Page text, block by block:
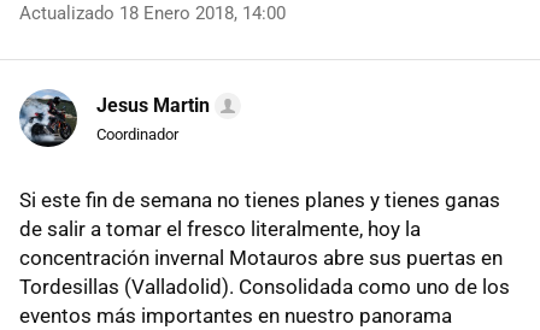
Actualizado 18 Enero 2018, 14:00
Jesus Martin
Coordinador
Si este fin de semana no tienes planes y tienes ganas
de salir a tomar el fresco literalmente, hoy la
concentración invernal Motauros abre sus puertas en
Tordesillas (Valladolid). Consolidada como uno de los
eventos más importantes en nuestro panorama